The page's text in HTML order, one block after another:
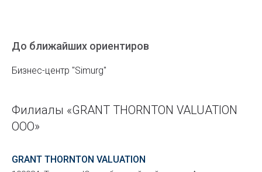
До ближайших ориентиров
Бизнес-центр "Simurg"
Филиалы «GRANT THORNTON VALUATION
ООО»
GRANT THORNTON VALUATION